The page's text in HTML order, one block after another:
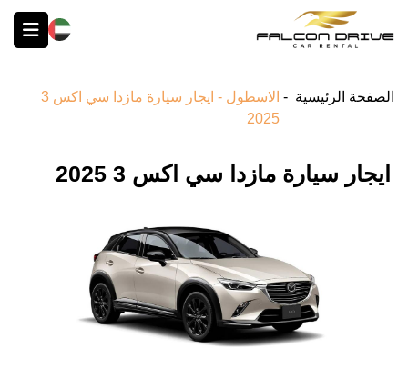
الصفحة الرئيسية -
الاسطول - ايجار سيارة مازدا سي اكس 3
2025
ايجار سيارة مازدا سي اكس 3 2025